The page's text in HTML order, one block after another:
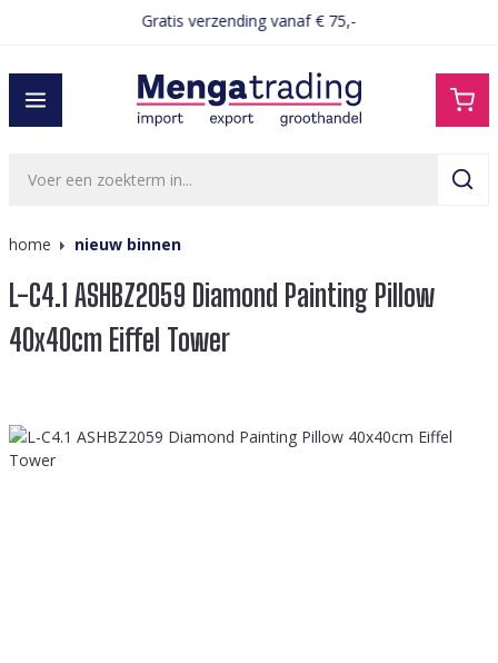
Gratis verzending vanaf € 75,-
home nieuw binnen
L-C4.1 ASHBZ2059 Diamond Painting Pillow
40x40cm Eiffel Tower
Afbeeldingengalerij overslaan